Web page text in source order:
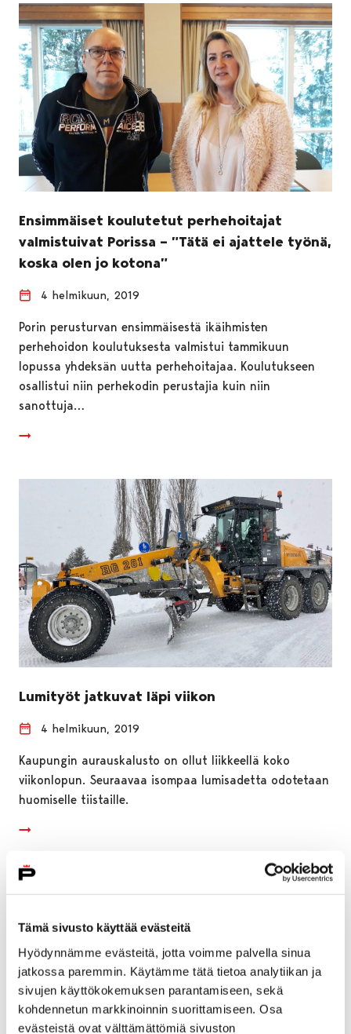
Tämä sivusto käyttää evästeitä
Hyödynnämme evästeitä, jotta voimme palvella sinua
jatkossa paremmin. Käytämme tätä tietoa analytiikan ja
sivujen käyttökokemuksen parantamiseen, sekä
kohdennetun markkinoinnin suorittamiseen. Osa
evästeistä ovat välttämättömiä sivuston
Ensimmäiset koulutetut perhehoitajat
valmistuivat Porissa – ”Tätä ei ajattele työnä,
koska olen jo kotona”
4 helmikuun, 2019
Porin perusturvan ensimmäisestä ikäihmisten
perhehoidon koulutuksesta valmistui tammikuun
lopussa yhdeksän uutta perhehoitajaa. Koulutukseen
osallistui niin perhekodin perustajia kuin niin
sanottuja…
Lumityöt jatkuvat läpi viikon
4 helmikuun, 2019
Kaupungin aurauskalusto on ollut liikkeellä koko
viikonlopun. Seuraavaa isompaa lumisadetta odotetaan
huomiselle tiistaille.